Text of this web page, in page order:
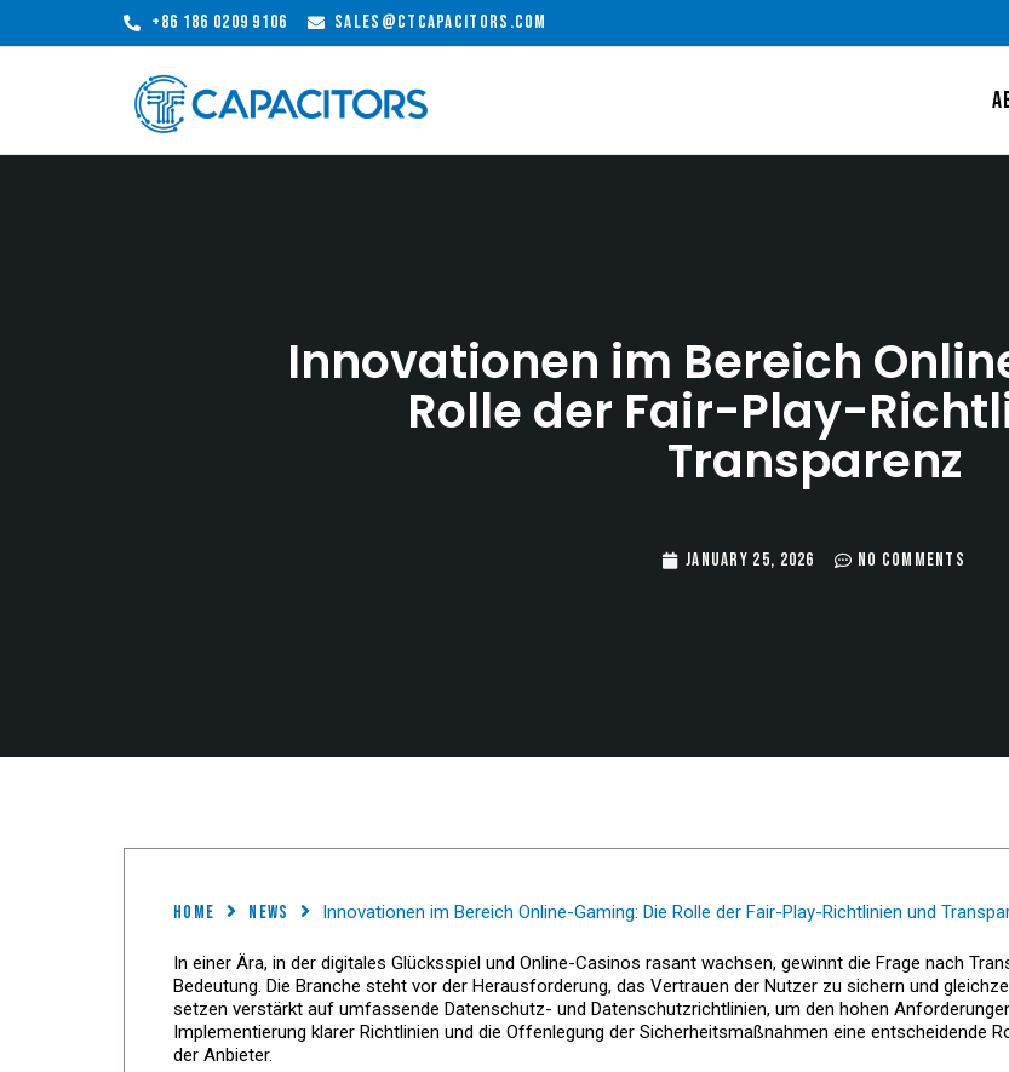
+86 186 0209 9106 sales@ctcapacitors.com
Innovationen im Bereich
Rolle der Fair-Play-
Transparenz
January 25, 2026 No Comments
Home News Innovationen im Bereich Online-Gaming: Die Rolle der Fair-Play-Richtlinien und
In einer Ära, in der digitales Glücksspiel und Online-Casinos rasant wachsen, gewinnt die Frage nach
Bedeutung. Die Branche steht vor der Herausforderung, das Vertrauen der Nutzer zu sichern und
setzen verstärkt auf umfassende Datenschutz- und Datenschutzrichtlinien, um den hohen
Implementierung klarer Richtlinien und die Offenlegung der Sicherheitsmaßnahmen eine entscheidende
der Anbieter.